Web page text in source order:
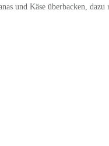
und Käse überbacken,